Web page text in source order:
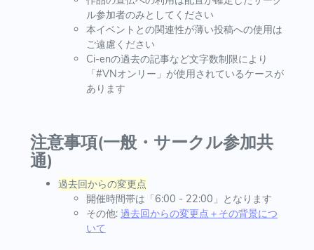
ル参加者のみとしてください
本イベントとの関連性が薄い投稿への使用は
ご遠慮ください
Ci-enの過去の記事など文字数制限により
「#VNオンリー」が使用されているケースが
あります
注意事項(一般・サークル参加共
通)
過去回からの変更点
開催時間帯は「6:00 - 22:00」となります
その他: 過去回からの変更点＋その背景につ
いて